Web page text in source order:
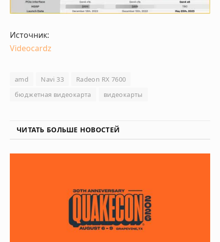
Источник:
Videocardz
amd Navi 33
Radeon RX 7600
бюджетная видеокарта
видеокарты
ЧИТАТЬ БОЛЬШЕ НОВОСТЕЙ